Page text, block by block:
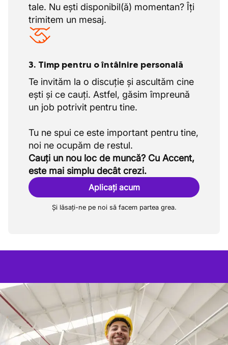
tale. Nu ești disponibil(ă) momentan? Îți
trimitem un mesaj.
3. Timp pentru o întâlnire personală
Te invităm la o discuție și ascultăm cine
ești și ce cauți. Astfel, găsim împreună
un job potrivit pentru tine.
Tu ne spui ce este important pentru tine,
Cauți un nou loc de muncă? Cu Accent,
este mai simplu decât crezi.
Aplicați acum
Și lăsați-ne pe noi să facem partea grea.